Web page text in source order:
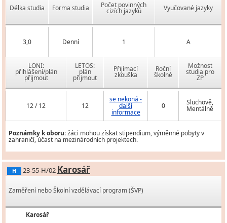
Délka studia Forma studia Počet povinných
cizích jazyků Vyučované jazyky
3,0 Denní 1 A
LONI:
přihlášení/plán
přijmout
LETOS:
plán
přijmout
Přijímací
zkouška
Roční
školné
Možnost
studia pro
ZP
12 / 12 12
se nekoná -
další
informace
0 Sluchově,
Mentálně
Poznámky k oboru:žáci mohou získat stipendium, výměnné pobyty v
zahraničí, účast na mezinárodních projektech.
H 23-55-H/02 Karosář
Zaměření nebo Školní vzdělávací program (ŠVP)
Karosář